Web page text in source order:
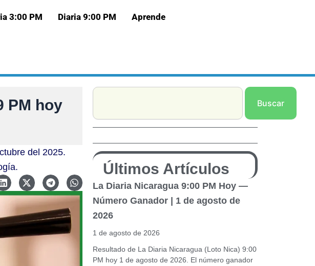
3:00 PM Diaria 9:00 PM Aprende
PM hoy
del 2025.
Search
Buscar
Últimos Artículos
La Diaria Nicaragua 9:00 PM Hoy —
Número Ganador | 1 de agosto de
2026
1 de agosto de 2026
Resultado de La Diaria Nicaragua (Loto Nica) 9:00
PM hoy 1 de agosto de 2026. El número ganador